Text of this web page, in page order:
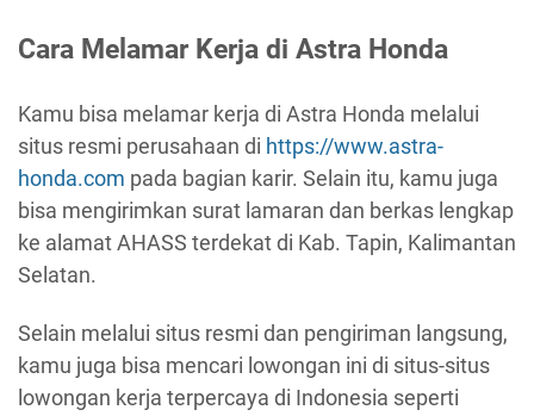
Cara Melamar Kerja di Astra Honda
Kamu bisa melamar kerja di Astra Honda melalui
situs resmi perusahaan di https://www.astra-
honda.com pada bagian karir. Selain itu, kamu juga
bisa mengirimkan surat lamaran dan berkas lengkap
ke alamat AHASS terdekat di Kab. Tapin, Kalimantan
Selatan.
Selain melalui situs resmi dan pengiriman langsung,
kamu juga bisa mencari lowongan ini di situs-situs
lowongan kerja terpercaya di Indonesia seperti